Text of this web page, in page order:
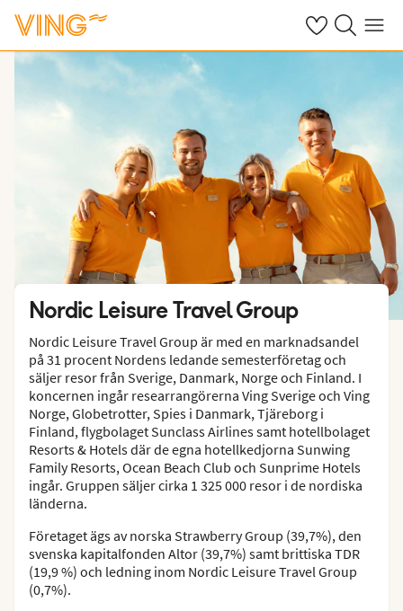
Se dinaSök på ving.se
Meny
Nordic Leisure Travel Group
Nordic Leisure Travel Group är med en marknadsandel
på 31 procent Nordens ledande semesterföretag och
säljer resor från Sverige, Danmark, Norge och Finland. I
koncernen ingår researrangörerna Ving Sverige och Ving
Norge, Globetrotter, Spies i Danmark, Tjäreborg i
Finland, flygbolaget Sunclass Airlines samt hotellbolaget
Resorts & Hotels där de egna hotellkedjorna Sunwing
Family Resorts, Ocean Beach Club och Sunprime Hotels
ingår. Gruppen säljer cirka 1 325 000 resor i de nordiska
länderna.
Företaget ägs av norska Strawberry Group (39,7%), den
svenska kapitalfonden Altor (39,7%) samt brittiska TDR
(19,9 %) och ledning inom Nordic Leisure Travel Group
(0,7%).